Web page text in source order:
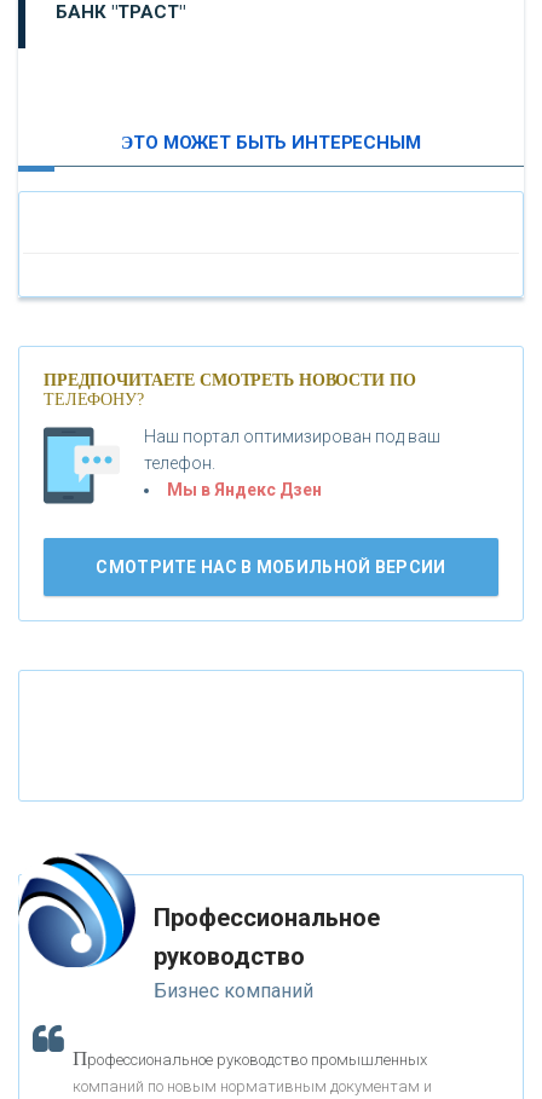
БАНК "ТРАСТ"
«БАНК САНКТ-ПЕТЕРБУРГ»
«ПРОМСВЯЗЬБАНК»
«НОВИКОМБАНК»
«ВНЕШПРОМБАНК»
«ТРАСТ»
«ГАЗПРОМБАНК»
«МОСКОВСКИЙ КРЕДИТНЫЙ БАНК»
ЭТО МОЖЕТ БЫТЬ ИНТЕРЕСНЫМ
ПРЕДПОЧИТАЕТЕ СМОТРЕТЬ НОВОСТИ ПО
ТЕЛЕФОНУ?
Наш портал оптимизирован под ваш
телефон.
Мы в Яндекс Дзен
СМОТРИТЕ НАС В МОБИЛЬНОЙ ВЕРСИИ
Профессиональное
руководство
Бизнес компаний
Профессиональное руководство промышленных
компаний по новым нормативным документам и